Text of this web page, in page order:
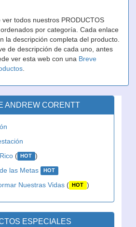
todos nuestros PRODUCTOS
por categoría. Cada enlace
la descripción completa del producto.
de descripción de cada uno, antes
ver esta web con una Breve
ANDREW CORENTT
( HOT )
las Metas
HOT
Nuestras Vidas ( HOT )
ESPECIALES